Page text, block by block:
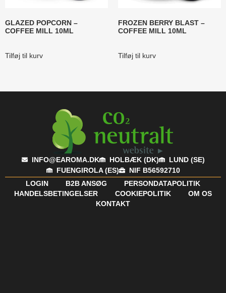
GLAZED POPCORN –
COFFEE MILL 10ML
Tilføj til kurv
FROZEN BERRY BLAST –
COFFEE MILL 10ML
Tilføj til kurv
INFO@EAROMA.DK HOLBÆK (DK)
LUND (SE)
FUENGIROLA (ES)
NIF B56592710
LOGIN
B2B ANSØG
PERSONDATAPOLITIK
HANDELSBETINGELSER
COOKIEPOLITIK
OM OS
KONTAKT